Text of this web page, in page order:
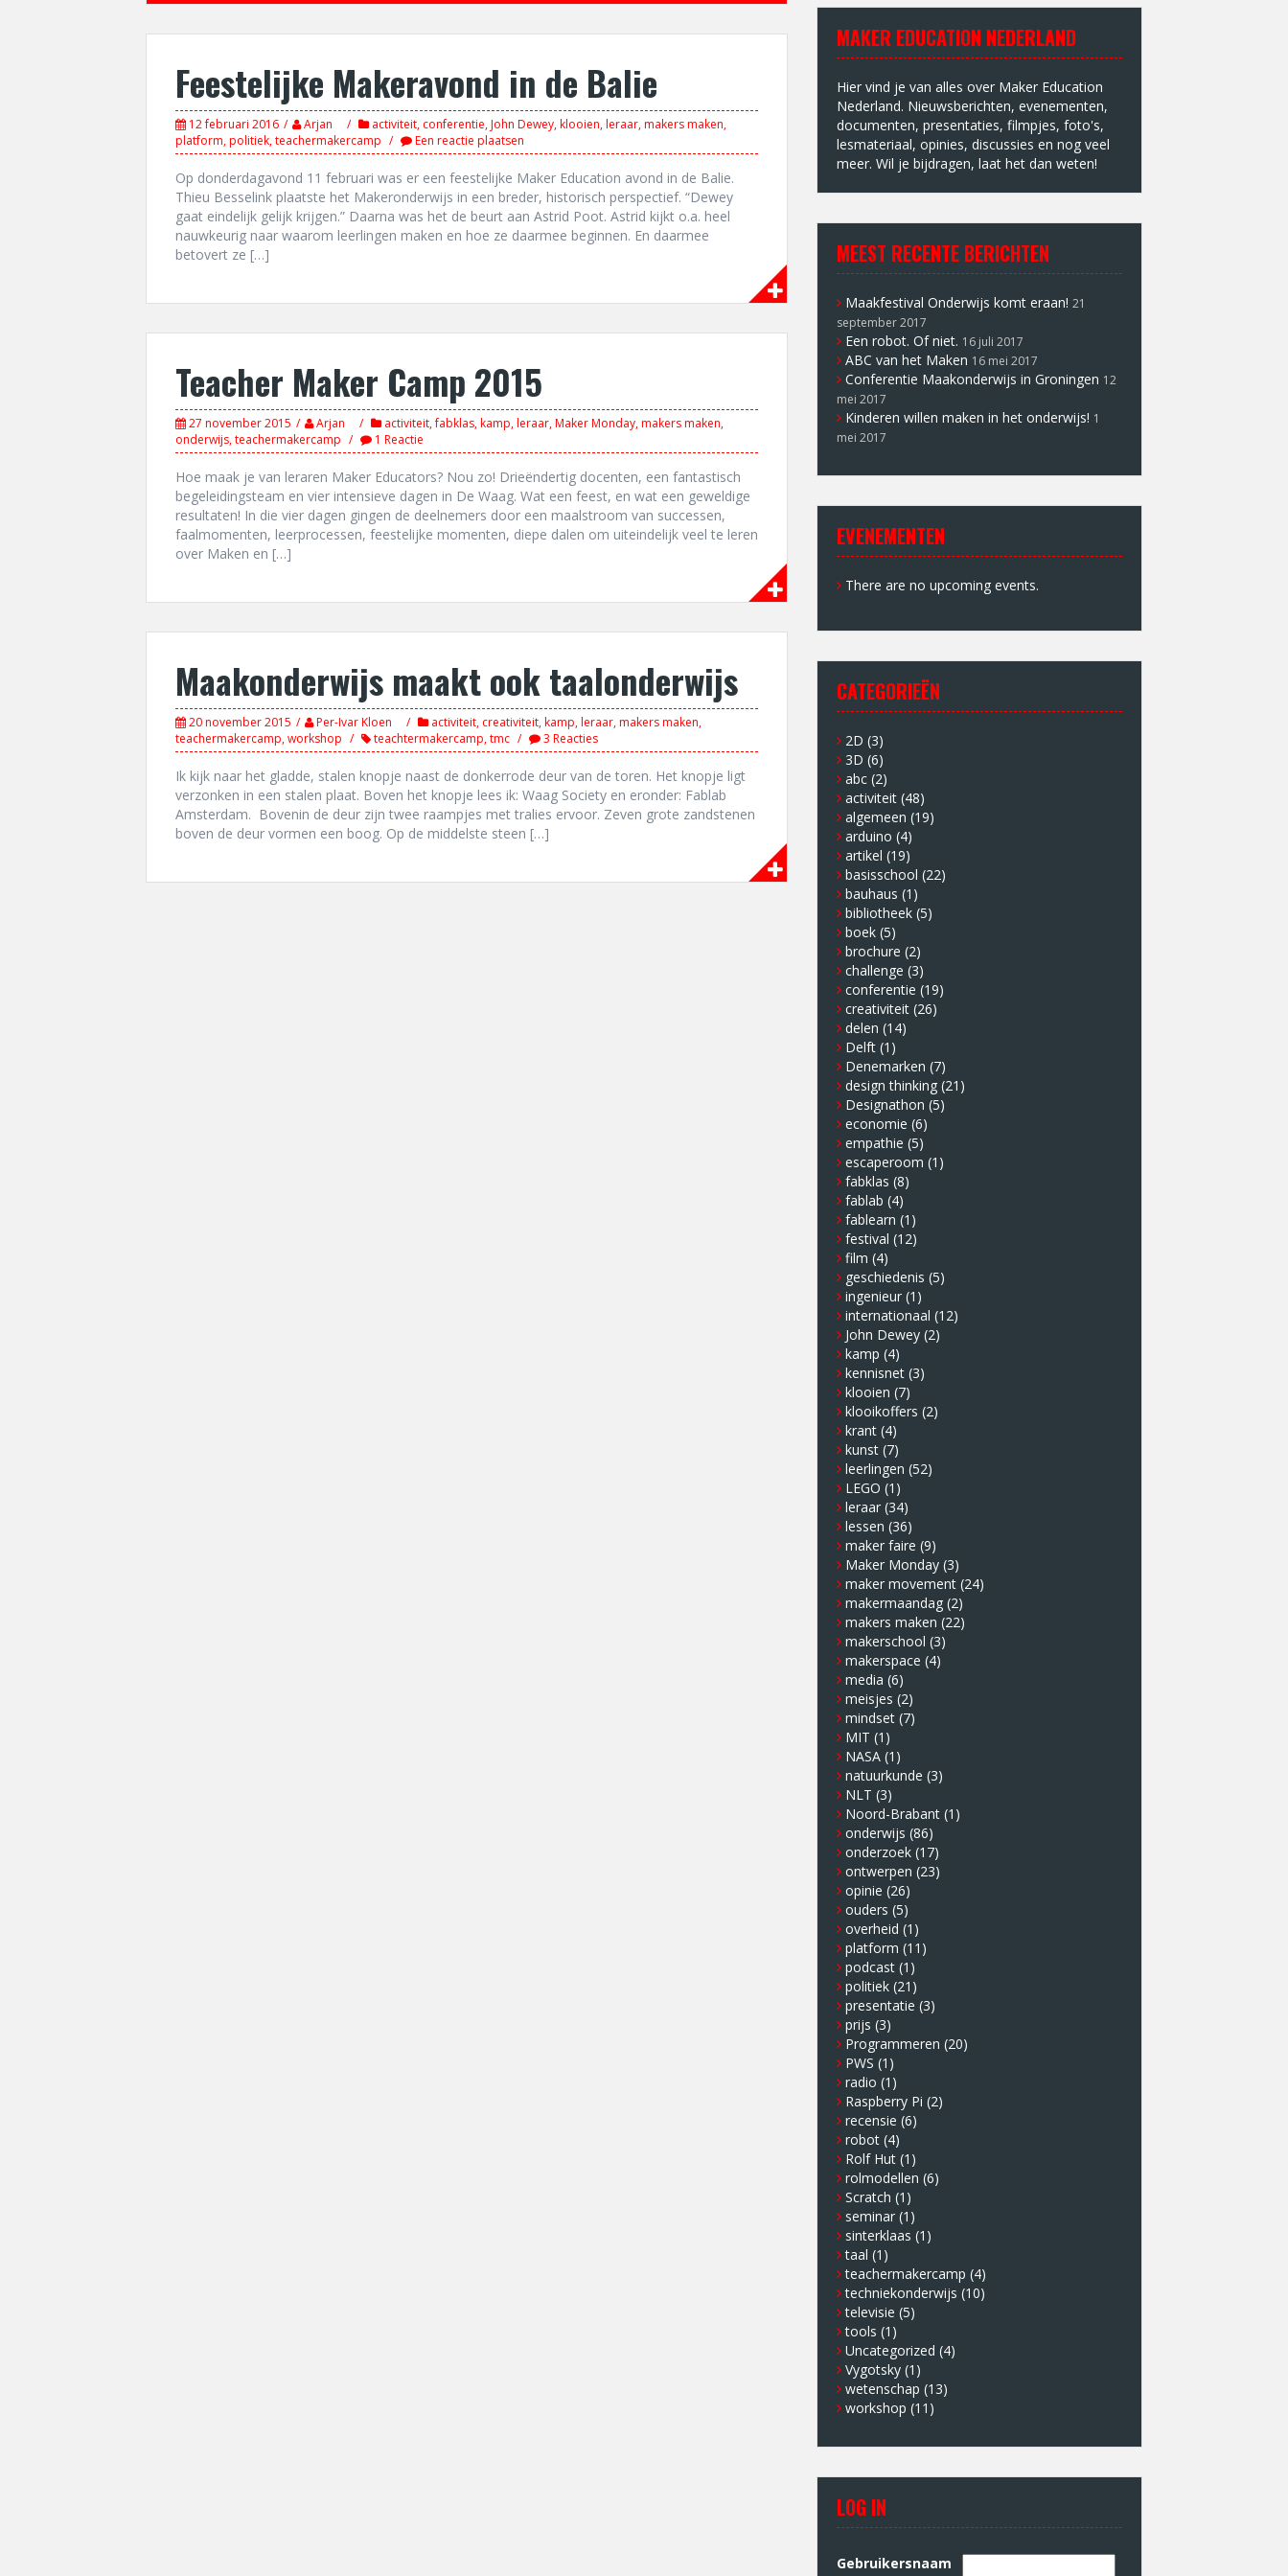
Feestelijke Makeravond in de Balie
12 februari 2016 Arjan activiteit, conferentie,John Dewey,klooien,leraar,makers maken,
platform,politiek,teachermakercamp Een reactie plaatsen
Op donderdagavond 11 februari was er een feestelijke Maker Education avond in de Balie.
Thieu Besselink plaatste het Makeronderwijs in een breder, historisch perspectief. “Dewey
gaat eindelijk gelijk krijgen.” Daarna was het de beurt aan Astrid Poot. Astrid kijkt o.a. heel
nauwkeurig naar waarom leerlingen maken en hoe ze daarmee beginnen. En daarmee
betovert ze […]
Teacher Maker Camp 2015
27 november 2015 Arjan activiteit,fabklas,kamp,leraar,Maker Monday,makers maken,
onderwijs,teachermakercamp 1 Reactie
Hoe maak je van leraren Maker Educators? Nou zo! Drieëndertig docenten, een fantastisch
begeleidingsteam en vier intensieve dagen in De Waag. Wat een feest, en wat een geweldige
resultaten! In die vier dagen gingen de deelnemers door een maalstroom van successen,
faalmomenten, leerprocessen, feestelijke momenten, diepe dalen om uiteindelijk veel te leren
over Maken en […]
Maakonderwijs maakt ook taalonderwijs
20 november 2015 Per-Ivar Kloen activiteit, creativiteit,kamp,leraar,makers maken,
teachermakercamp,workshop teachtermakercamp,tmc 3 Reacties
Ik kijk naar het gladde, stalen knopje naast de donkerrode deur van de toren. Het knopje ligt
verzonken in een stalen plaat. Boven het knopje lees ik: Waag Society en eronder: Fablab
Amsterdam. Bovenin de deur zijn twee raampjes met tralies ervoor. Zeven grote zandstenen
boven de deur vormen een boog. Op de middelste steen […]
MAKER EDUCATION NEDERLAND
Hier vind je van alles over Maker Education
Nederland. Nieuwsberichten, evenementen,
documenten, presentaties, filmpjes, foto's,
lesmateriaal, opinies, discussies en nog veel
meer. Wil je bijdragen, laat het dan weten!
MEEST RECENTE BERICHTEN
Maakfestival Onderwijs komt eraan! 21
september 2017
Een robot. Of niet. 16 juli 2017
ABC van het Maken 16 mei 2017
Conferentie Maakonderwijs in Groningen 12
mei 2017
Kinderen willen maken in het onderwijs! 1
mei 2017
EVENEMENTEN
There are no upcoming events.
CATEGORIEËN
2D (3)
3D (6)
abc (2)
activiteit (48)
algemeen (19)
arduino (4)
artikel (19)
basisschool (22)
bauhaus (1)
bibliotheek (5)
boek (5)
brochure (2)
challenge (3)
conferentie (19)
creativiteit (26)
delen (14)
Delft (1)
Denemarken (7)
design thinking (21)
Designathon (5)
economie (6)
empathie (5)
escaperoom (1)
fabklas (8)
fablab (4)
fablearn (1)
festival (12)
film (4)
geschiedenis (5)
ingenieur (1)
internationaal (12)
John Dewey (2)
kamp (4)
kennisnet (3)
klooien (7)
klooikoffers (2)
krant (4)
kunst (7)
leerlingen (52)
LEGO (1)
leraar (34)
lessen (36)
maker faire (9)
Maker Monday (3)
maker movement (24)
makermaandag (2)
makers maken (22)
makerschool (3)
makerspace (4)
media (6)
meisjes (2)
mindset (7)
MIT (1)
NASA (1)
natuurkunde (3)
NLT (3)
Noord-Brabant (1)
onderwijs (86)
onderzoek (17)
ontwerpen (23)
opinie (26)
ouders (5)
overheid (1)
platform (11)
podcast (1)
politiek (21)
presentatie (3)
prijs (3)
Programmeren (20)
PWS (1)
radio (1)
Raspberry Pi (2)
recensie (6)
robot (4)
Rolf Hut (1)
rolmodellen (6)
Scratch (1)
seminar (1)
sinterklaas (1)
taal (1)
teachermakercamp (4)
techniekonderwijs (10)
televisie (5)
tools (1)
Uncategorized (4)
Vygotsky (1)
wetenschap (13)
workshop (11)
LOG IN
Gebruikersnaam